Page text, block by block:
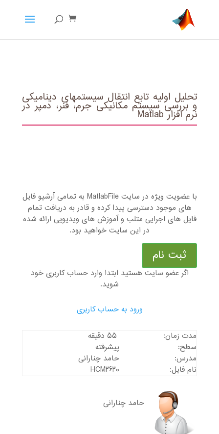
تحلیل اولیه تابع انتقال سیستم‏های دینامیکی
و بررسی سیستم مکانیکی جرم، فنر، دمپر در
نرم افزار Matlab
با عضویت ویژه در سایت MatlabFile به تمامی آرشیو فایل
های موجود دسترسی پیدا کرده و قادر به دریافت تمام
فایل های اجرایی متلب و آموزش های ویدیویی ارائه شده
در این سایت خواهید بود.
ثبت نام
اگر عضو سایت هستید ابتدا وارد حساب کاربری خود
شوید.
ورود به حساب کاربری
مدت زمان:
سطح:
پیشرفته
مدرس:
حامد چنارانی
نام فایل:
HCM2620
حامد چنارانی